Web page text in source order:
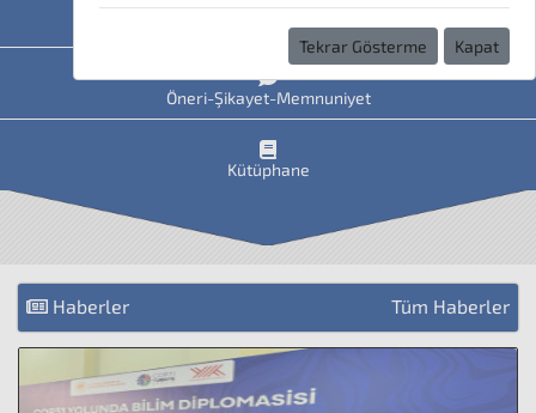
Uzaktan Eğitim
Öneri-Şikayet-Memnuniyet
Kütüphane
Haberler Tüm Haberler
Tekrar Gösterme Kapat